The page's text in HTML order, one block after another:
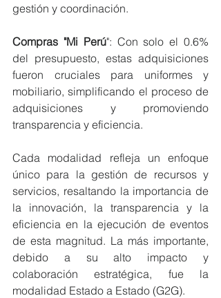
gestión y coordinación.
Compras "Mi Perú": Con solo el 0.6%
del presupuesto, estas adquisiciones
fueron cruciales para uniformes y
mobiliario, simplificando el proceso de
adquisiciones y promoviendo
transparencia y eficiencia.
Cada modalidad refleja un enfoque
único para la gestión de recursos y
servicios, resaltando la importancia de
la innovación, la transparencia y la
eficiencia en la ejecución de eventos
de esta magnitud. La más importante,
debido a su alto impacto y
colaboración estratégica, fue la
modalidad Estado a Estado (G2G).